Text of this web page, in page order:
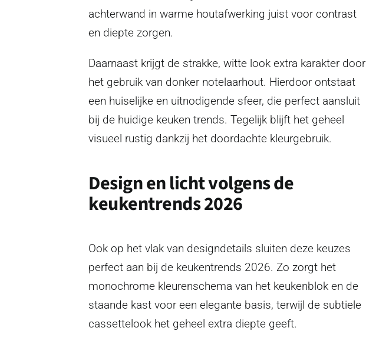
achterwand in warme houtafwerking juist voor contrast
en diepte zorgen.
Daarnaast krijgt de strakke, witte look extra karakter door
het gebruik van donker notelaarhout. Hierdoor ontstaat
een huiselijke en uitnodigende sfeer, die perfect aansluit
bij de huidige keuken trends. Tegelijk blijft het geheel
visueel rustig dankzij het doordachte kleurgebruik.
Design en licht volgens de
keukentrends 2026
Ook op het vlak van designdetails sluiten deze keuzes
perfect aan bij de keukentrends 2026. Zo zorgt het
monochrome kleurenschema van het keukenblok en de
staande kast voor een elegante basis, terwijl de subtiele
cassettelook het geheel extra diepte geeft.